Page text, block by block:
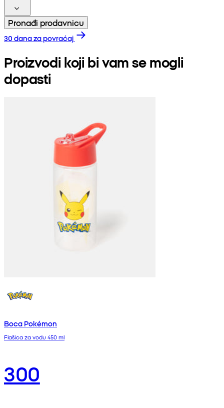
Pronađi prodavnicu
30 dana za povraćaj
Proizvodi koji bi vam se mogli
dopasti
Boca Pokémon
Flašica za vodu 450 ml
300